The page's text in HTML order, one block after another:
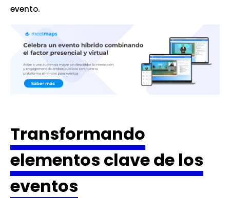
evento.
Transformando
elementos clave de los
eventos